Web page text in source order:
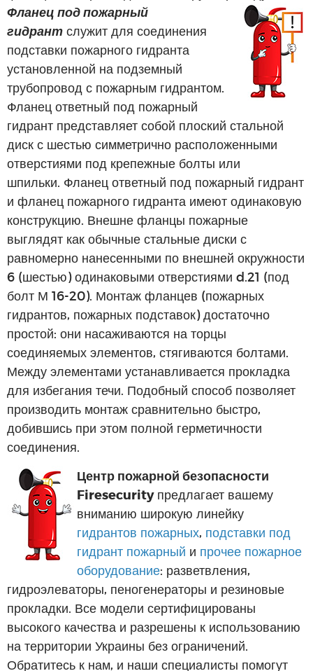
Фланец под пожарный
гидрант служит для соединения
подставки пожарного гидранта
установленной на подземный
трубопровод с пожарным гидрантом.
Фланец ответный под пожарный
гидрант представляет собой плоский стальной
диск с шестью симметрично расположенными
отверстиями под крепежные болты или
шпильки. Фланец ответный под пожарный гидрант
и фланец пожарного гидранта имеют одинаковую
конструкцию. Внешне фланцы пожарные
выглядят как обычные стальные диски с
равномерно нанесенными по внешней окружности
6 (шестью) одинаковыми отверстиями d.21 (под
болт М 16-20). Монтаж фланцев (пожарных
гидрантов, пожарных подставок) достаточно
простой: они насаживаются на торцы
соединяемых элементов, стягиваются болтами.
Между элементами устанавливается прокладка
для избегания течи. Подобный способ позволяет
производить монтаж сравнительно быстро,
добившись при этом полной герметичности
соединения.
Центр пожарной безопасности
Firesecurityпредлагает вашему
вниманию широкую линейку
гидрантов пожарных, подставки под
гидрант пожарный и прочее пожарное
оборудование: разветвления,
гидроэлеваторы, пеногенераторы и резиновые
прокладки. Все модели сертифицированы
высокого качества и разрешены к использованию
на территории Украины без ограничений.
Обратитесь к нам, и наши специалисты помогут